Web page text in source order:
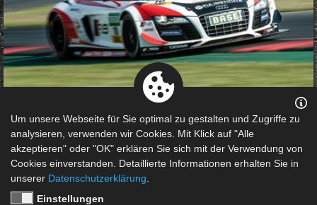
Die Motorsport Arena Oschersleben ist jährlich
Austragungsort für zahlreiche Automobilsport-Formate.
Auch Lizenzfahrern bieten wir hier auf dem 3,696
Kilometer langen Kurs eine optimale Gelegenheit um in
den Sport einzusteigen oder Fahrfähigkeiten zu steigern.
Unsere Eventabteilung hält unterschiedliche Programme
Um unsere Webseite für Sie optimal zu gestalten und Zugriffe zu
analysieren, verwenden wir Cookies. Mit Klick auf "Alle
akzeptieren" oder "OK" erklären Sie sich mit der Verwendung von
Cookies einverstanden. Detaillierte Informationen erhalten Sie in
unserer Datenschutzerklärung
Einstellungen